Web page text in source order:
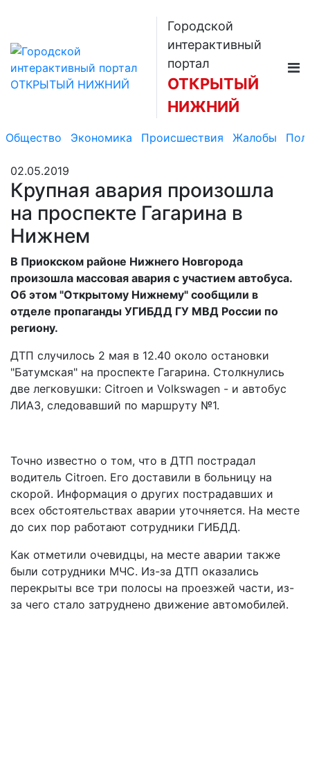
Городской
интерактивный
портал
ОТКРЫТЫЙ
НИЖНИЙ
Общество Экономика Происшествия Жалобы
02.05.2019
Крупная авария произошла
на проспекте Гагарина в
Нижнем
В Приокском районе Нижнего Новгорода
произошла массовая авария с участием автобуса.
Об этом "Открытому Нижнему" сообщили в
отделе пропаганды УГИБДД ГУ МВД России по
региону.
ДТП случилось 2 мая в 12.40 около остановки
"Батумская" на проспекте Гагарина. Столкнулись
две легковушки: Citroen и Volkswagen - и автобус
ЛИАЗ, следовавший по маршруту №1.
Точно известно о том, что в ДТП пострадал
водитель Citroen. Его доставили в больницу на
скорой. Информация о других пострадавших и
всех обстоятельствах аварии уточняется. На месте
до сих пор работают сотрудники ГИБДД.
Как отметили очевидцы, на месте аварии также
были сотрудники МЧС. Из-за ДТП оказались
перекрыты все три полосы на проезжей части, из-
за чего стало затруднено движение автомобилей.